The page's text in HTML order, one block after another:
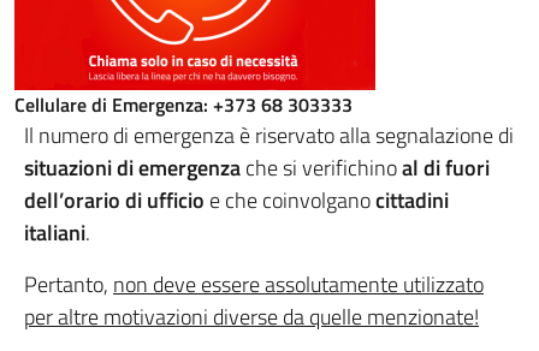
Cellulare di Emergenza: +373 68 303333
Il numero di emergenza è riservato alla segnalazione di
situazioni di emergenzache si verifichinoal di fuori
dell’orario di ufficio e che coinvolganocittadini
italiani.
Pertanto, non deve essere assolutamente utilizzato
per altre motivazioni diverse da quelle menzionate!